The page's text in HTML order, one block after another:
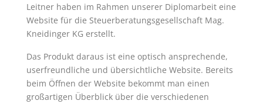
Leitner haben im Rahmen unserer Diplomarbeit eine
Website für die Steuerberatungsgesellschaft Mag.
Kneidinger KG erstellt.
Das Produkt daraus ist eine optisch ansprechende,
userfreundliche und übersichtliche Website. Bereits
beim Öffnen der Website bekommt man einen
großartigen Überblick über die verschiedenen